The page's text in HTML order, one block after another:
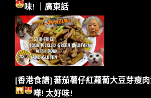
味!
｜廣東話
[香港食譜] 蕃茄薯仔紅蘿蔔大豆芽瘦肉
嘩! 太好味!